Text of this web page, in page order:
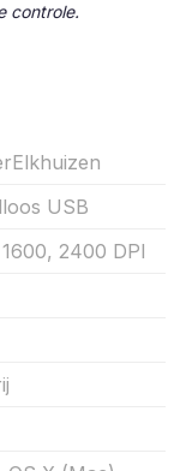
controle.
USB
2400 DPI